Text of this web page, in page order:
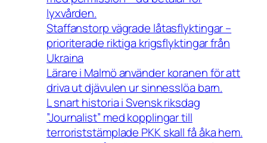
lyxvården.
Staffanstorp vägrade låtasflyktingar –
prioriterade riktiga krigsflyktingar från
Ukraina
Lärare i Malmö använder koranen för att
driva ut djävulen ur sinnesslöa barn.
L snart historia i Svensk riksdag
”Journalist” med kopplingar till
terroriststämplade PKK skall få åka hem.